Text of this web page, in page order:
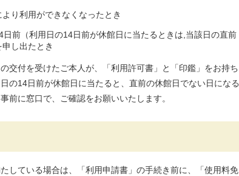
り利用ができなくなったとき
前（利用日の14日前が休館日に当たるときは,当該日の直前
し出たとき
交付を受けたご本人が、「利用許可書」と「印鑑」をお持ち
の14日前が休館日に当たると、直前の休館日でない日になる
前に窓口で、ご確認をお願いいたします。
している場合は、「利用申請書」の手続き前に、「使用料免